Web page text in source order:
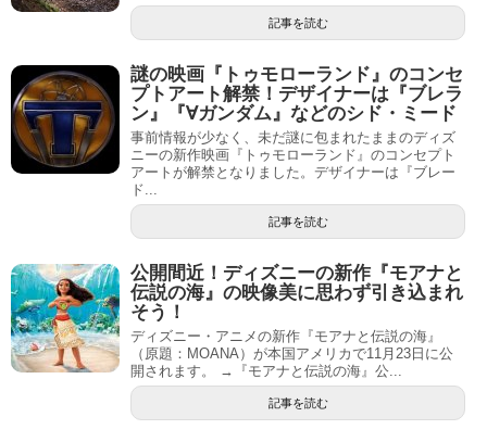
記事を読む
謎の映画『トゥモローランド』のコンセ
プトアート解禁！デザイナーは『ブレラ
ン』『∀ガンダム』などのシド・ミード
事前情報が少なく、未だ謎に包まれたままのディズ
ニーの新作映画『トゥモローランド』のコンセプト
アートが解禁となりました。デザイナーは『ブレー
ド...
記事を読む
公開間近！ディズニーの新作『モアナと
伝説の海』の映像美に思わず引き込まれ
そう！
ディズニー・アニメの新作『モアナと伝説の海』
（原題：MOANA）が本国アメリカで11月23日に公
開されます。 →『モアナと伝説の海』公...
記事を読む